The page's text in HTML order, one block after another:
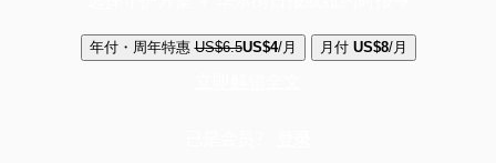
年付・周年特惠 US$6.5US$4/月 月付 US$8/月